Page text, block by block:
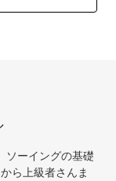
ソーイングの基礎
ら上級者さんま